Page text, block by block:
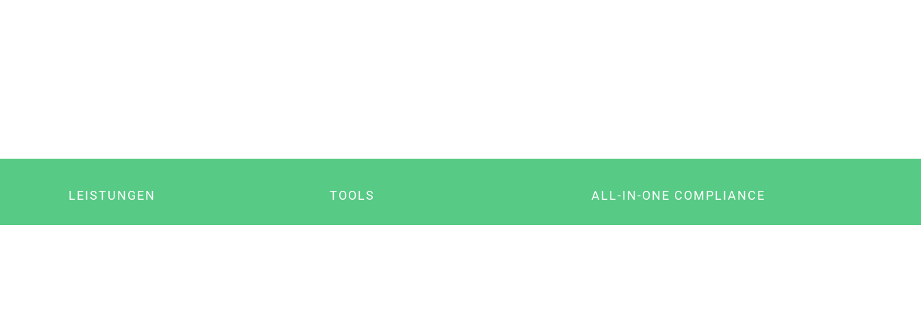
LEISTUNGEN TOOLS ALL-IN-ONE COMPLIANCE